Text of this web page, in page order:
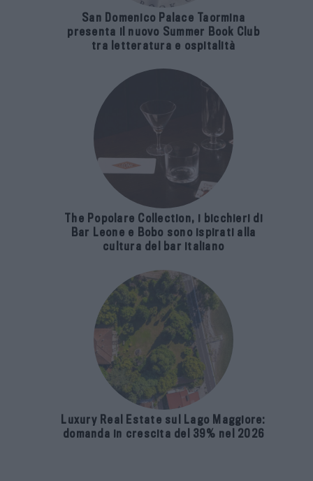
San Domenico Palace Taormina
presenta il nuovo Summer Book Club
tra letteratura e ospitalità
The Popolare Collection, i bicchieri di
Bar Leone e Bobo sono ispirati alla
cultura del bar italiano
Luxury Real Estate sul Lago Maggiore:
domanda in crescita del 39% nel 2026